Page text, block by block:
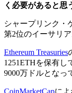
く必要があると思
シャープリンク・
第2位のイーサリ
Ethereum Treasuries
1251ETHを保有し
9000万ドルとなっ
CoinMarketCapに